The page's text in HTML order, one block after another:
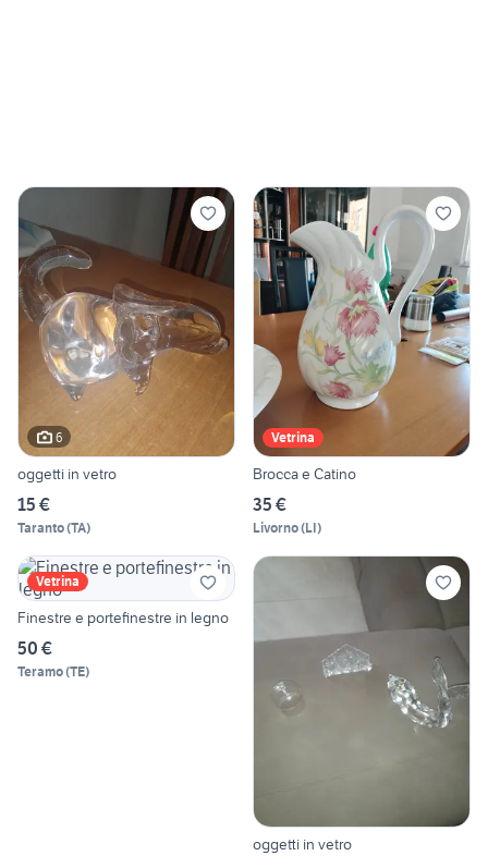
6
oggetti in vetro
15 €
Taranto(TA)
Vetrina
Brocca e Catino
35 €
Livorno(LI)
Vetrina
Finestre e portefinestre in legno
50 €
Teramo(TE)
oggetti in vetro